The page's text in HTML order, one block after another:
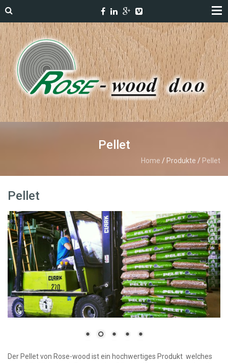
Pellet
Home / Produkte / Pellet
Pellet
Der Pellet von Rose-wood ist ein hochwertiges Produkt welches